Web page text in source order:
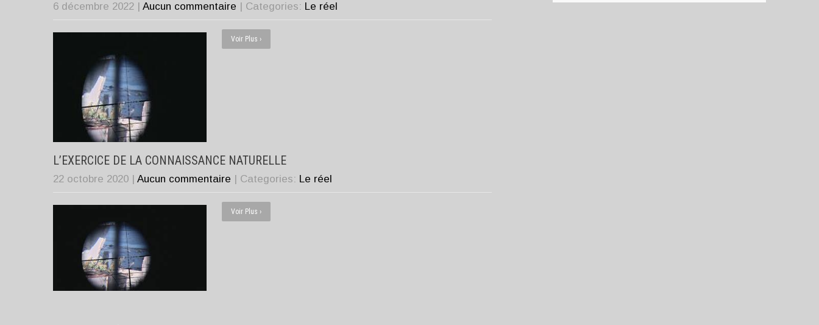
6 décembre 2022 | Aucun commentaire | Categories: Le réel
Voir Plus ›
L’EXERCICE DE LA CONNAISSANCE NATURELLE
22 octobre 2020 | Aucun commentaire | Categories: Le réel
Voir Plus ›